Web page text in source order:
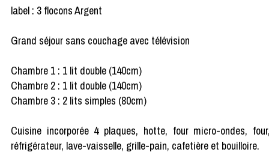
label : 3 flocons Argent
Grand séjour sans couchage avec télévision
Chambre 1 : 1 lit double (140cm)
Chambre 2 : 1 lit double (140cm)
Chambre 3 : 2 lits simples (80cm)
Cuisine incorporée 4 plaques, hotte, four micro-ondes,
réfrigérateur, lave-vaisselle, grille-pain, cafetière et bouilloire.